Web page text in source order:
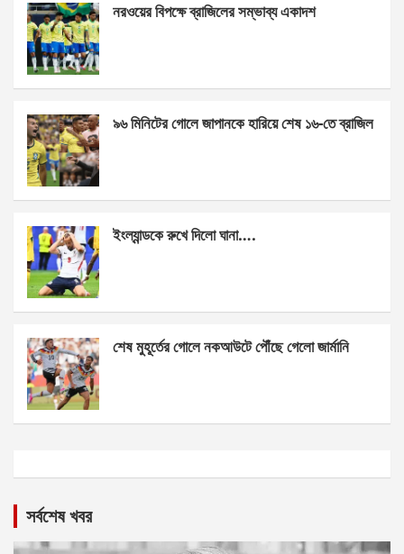
b
o
o
k
n
g
er
s
p
e
নরওয়ের বিপক্ষে ব্রাজিলের সম্ভাব্য একাদশ
৯৬ মিনিটের গোলে জাপানকে হারিয়ে শেষ ১৬-তে ব্রাজিল
ইংল্যান্ডকে রুখে দিলো ঘানা….
শেষ মুহূর্তের গোলে নকআউটে পৌঁছে গেলো জার্মানি
সর্বশেষ খবর